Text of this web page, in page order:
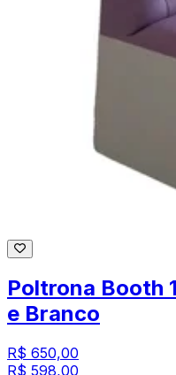
Poltrona Booth
e Branco
R$ 650,00
R$ 598,00